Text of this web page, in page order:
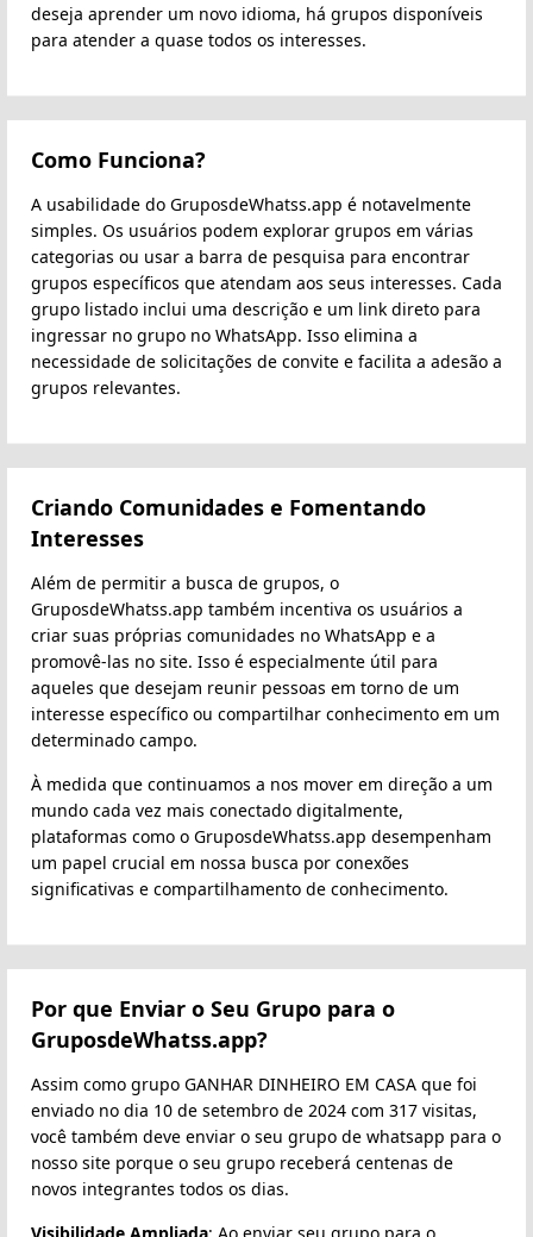
deseja aprender um novo idioma, há grupos disponíveis
para atender a quase todos os interesses.
Como Funciona?
A usabilidade do GruposdeWhatss.app é notavelmente
simples. Os usuários podem explorar grupos em várias
categorias ou usar a barra de pesquisa para encontrar
grupos específicos que atendam aos seus interesses. Cada
grupo listado inclui uma descrição e um link direto para
ingressar no grupo no WhatsApp. Isso elimina a
necessidade de solicitações de convite e facilita a adesão a
grupos relevantes.
Criando Comunidades e Fomentando
Interesses
Além de permitir a busca de grupos, o
GruposdeWhatss.app também incentiva os usuários a
criar suas próprias comunidades no WhatsApp e a
promovê-las no site. Isso é especialmente útil para
aqueles que desejam reunir pessoas em torno de um
interesse específico ou compartilhar conhecimento em um
determinado campo.
À medida que continuamos a nos mover em direção a um
mundo cada vez mais conectado digitalmente,
plataformas como o GruposdeWhatss.app desempenham
um papel crucial em nossa busca por conexões
significativas e compartilhamento de conhecimento.
Por que Enviar o Seu Grupo para o
GruposdeWhatss.app?
Assim como grupo GANHAR DINHEIRO EM CASA que foi
enviado no dia 10 de setembro de 2024 com 317 visitas,
você também deve enviar o seu grupo de whatsapp para o
nosso site porque o seu grupo receberá centenas de
novos integrantes todos os dias.